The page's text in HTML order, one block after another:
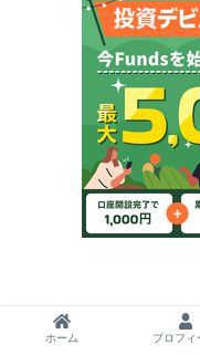
ホーム プロフィ